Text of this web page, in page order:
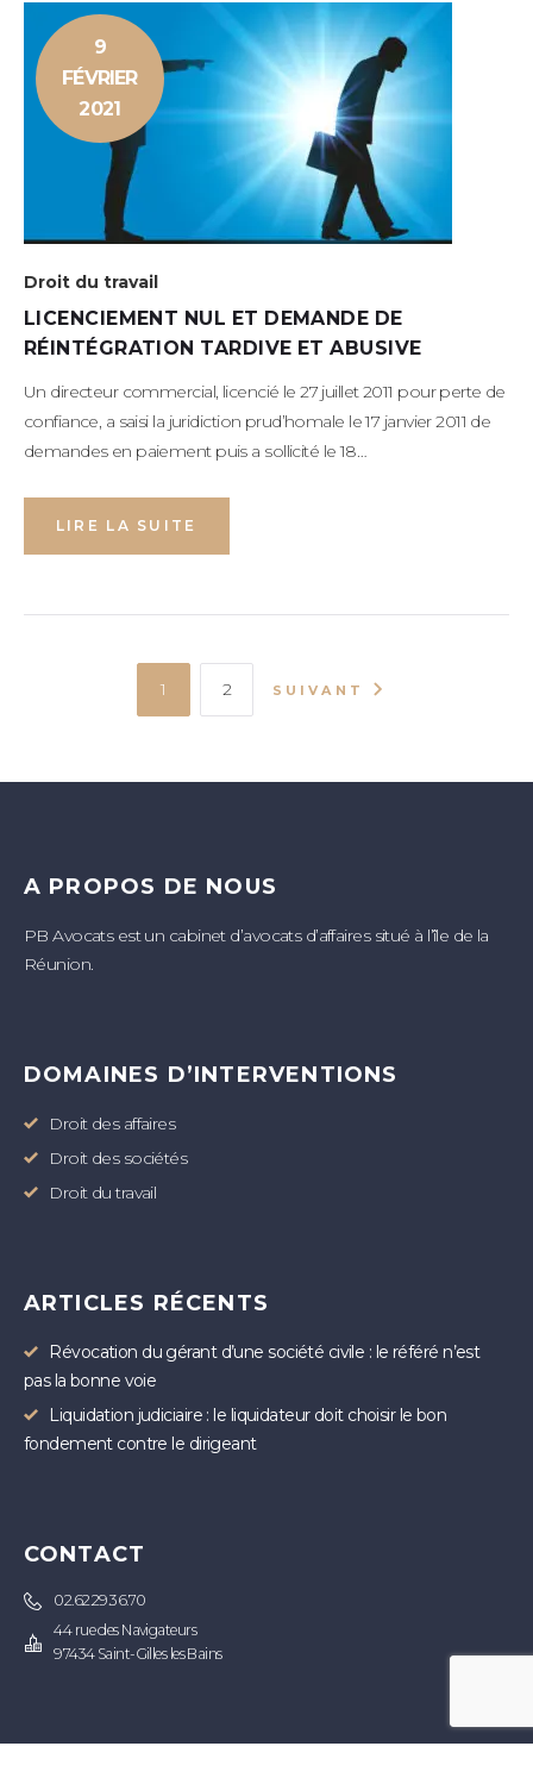
9
FÉVRIER
2021
Droit du travail
LICENCIEMENT NUL ET DEMANDE DE
RÉINTÉGRATION TARDIVE ET ABUSIVE
Un directeur commercial, licencié le 27 juillet 2011 pour perte de
confiance, a saisi la juridiction prud’homale le 17 janvier 2011 de
demandes en paiement puis a sollicité le 18…
LIRE LA SUITE
1 2 SUIVANT
A PROPOS DE NOUS
PB Avocats est un cabinet d’avocats d’affaires situé à l’île de la
Réunion.
DOMAINES D’INTERVENTIONS
Droit des affaires
Droit des sociétés
Droit du travail
ARTICLES RÉCENTS
Révocation du gérant d’une société civile : le référé n’est
pas la bonne voie
Liquidation judiciaire : le liquidateur doit choisir le bon
fondement contre le dirigeant
CONTACT
02.62.29.36.70
44 rue des Navigateurs
97434 Saint-Gilles les Bains